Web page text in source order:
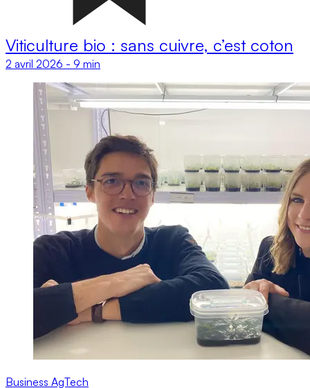
Viticulture bio : sans cuivre, c’est coton
2 avril 2026 - 9 min
Business AgTech